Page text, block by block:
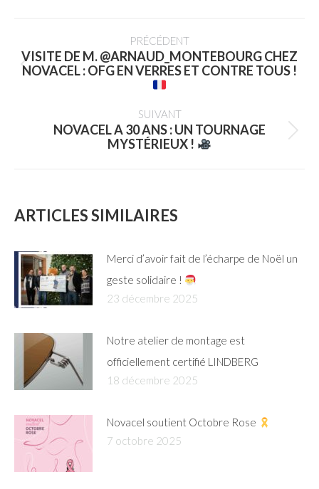
PRÉCÉDENT
VISITE DE M. @ARNAUD_MONTEBOURG CHEZ
NOVACEL : OFG EN VERRES ET CONTRE TOUS !
SUIVANT
NOVACEL A 30 ANS : UN TOURNAGE
MYSTÉRIEUX !
ARTICLES SIMILAIRES
Merci d’avoir fait de l’écharpe de Noël un
geste solidaire !
23 décembre 2025
Notre atelier de montage est
officiellement certifié LINDBERG
18 décembre 2025
Novacel soutient Octobre Rose
7 octobre 2025